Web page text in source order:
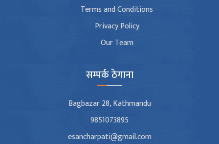
Terms and Conditions
Privacy Policy
Our Team
सम्पर्क ठेगाना
Bagbazar 28, Kathmandu
9851073895
esancharpati@gmail.com